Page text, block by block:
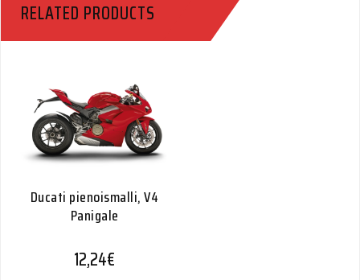
RELATED PRODUCTS
Ducati pienoismalli, V4
Panigale
12,24€